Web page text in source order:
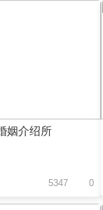
姻介绍所
5347 0